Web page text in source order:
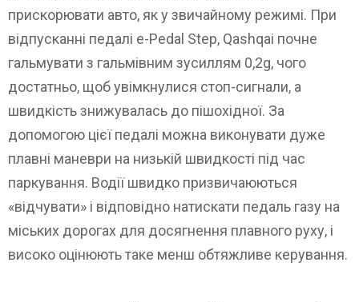
прискорювати авто, як у звичайному режимі. При
відпусканні педалі e-Pedal Step, Qashqai почне
гальмувати з гальмівним зусиллям 0,2g, чого
достатньо, щоб увімкнулися стоп-сигнали, а
швидкість знижувалась до пішохідної. За
допомогою цієї педалі можна виконувати дуже
плавні маневри на низькій швидкості під час
паркування. Водії швидко призвичаюються
«відчувати» і відповідно натискати педаль газу на
міських дорогах для досягнення плавного руху, і
високо оцінюють таке менш обтяжливе керування.